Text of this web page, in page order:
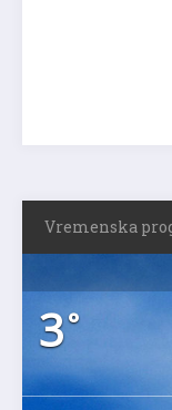
Vremenska
3°